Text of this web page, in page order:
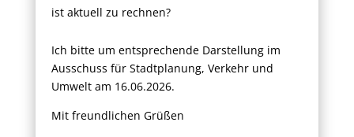
ist aktuell zu rechnen?
Ich bitte um entsprechende Darstellung im
Ausschuss für Stadtplanung, Verkehr und
Umwelt am 16.06.2026.
Mit freundlichen Grüßen